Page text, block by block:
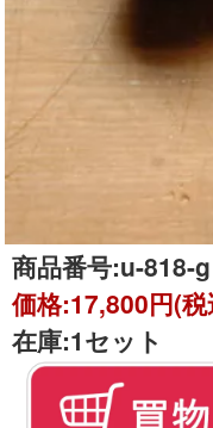
商品番号:u-818-g
価格:17,800円(税
在庫:1セット